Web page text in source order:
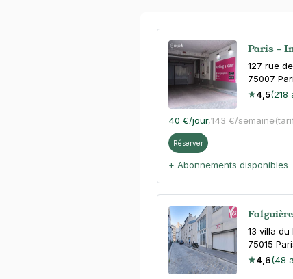
Paris -
127 rue
75007
4,5(218
40 €/jour,143 €/semaine
Réserver
+ Abonnements disponibles
13 villa
75015
4,6(48